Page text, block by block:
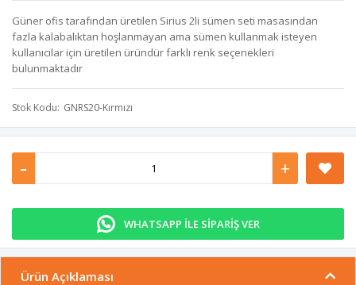
Güner ofis tarafından üretilen Sirius 2li sümen seti masasından
fazla kalabalıktan hoşlanmayan ama sümen kullanmak isteyen
kullanıcılar için üretilen üründür farklı renk seçenekleri
bulunmaktadır
Stok Kodu GNRS20-Kırmızı
- +
WHATSAPP İLE SİPARİŞ VER
Ürün Açıklaması